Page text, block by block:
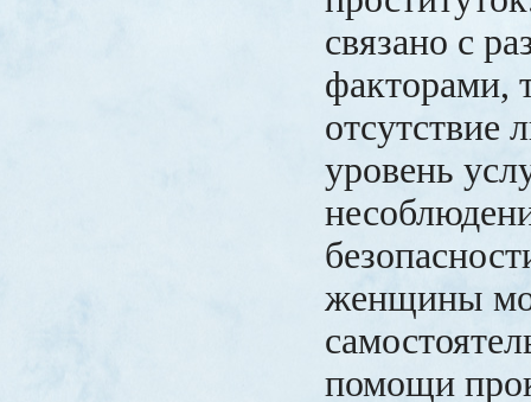
связано с
факторами,
отсутствие
уровень
женщины
помощи